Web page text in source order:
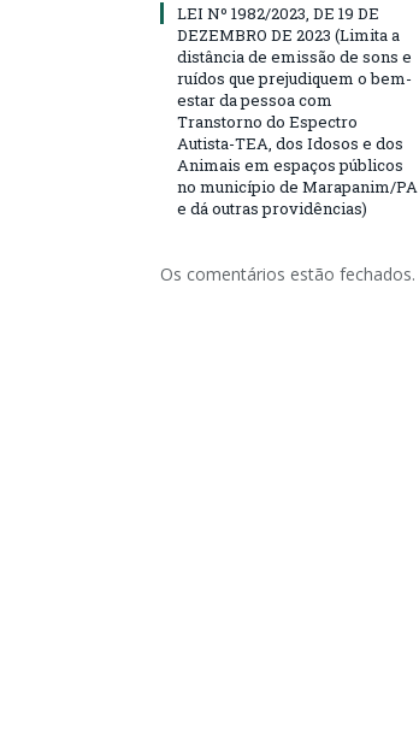
LEI Nº 1982/2023, DE 19 DE
DEZEMBRO DE 2023 (Limita a
distância de emissão de sons e
ruídos que prejudiquem o bem-
estar da pessoa com
Transtorno do Espectro
Autista-TEA, dos Idosos e dos
Animais em espaços públicos
no município de Marapanim/PA
e dá outras providências)
Os comentários estão fechados.